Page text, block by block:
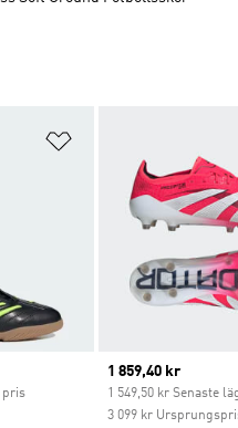
pris
Current price
1 859,40 kr
1 549,50 kr Senaste
3 099 kr